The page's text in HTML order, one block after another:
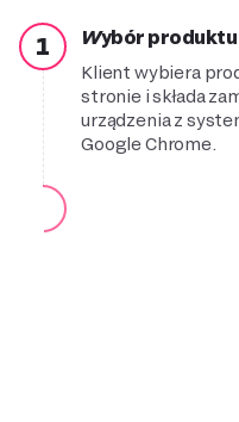
1 Wybór
Klient wybiera
stronie i składa
urządzenia z
Google Chrome.